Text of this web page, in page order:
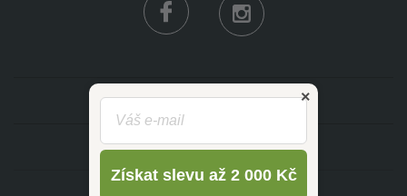
KATEGORIE
INFORMACE
Získat slevu až 2 000 Kč